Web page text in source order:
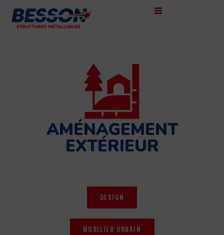
AMÉNAGEMENT
EXTÉRIEUR
DESIGN
MOBILIER URBAIN